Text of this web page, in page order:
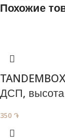
Похожие
ДСП,
350 ֏